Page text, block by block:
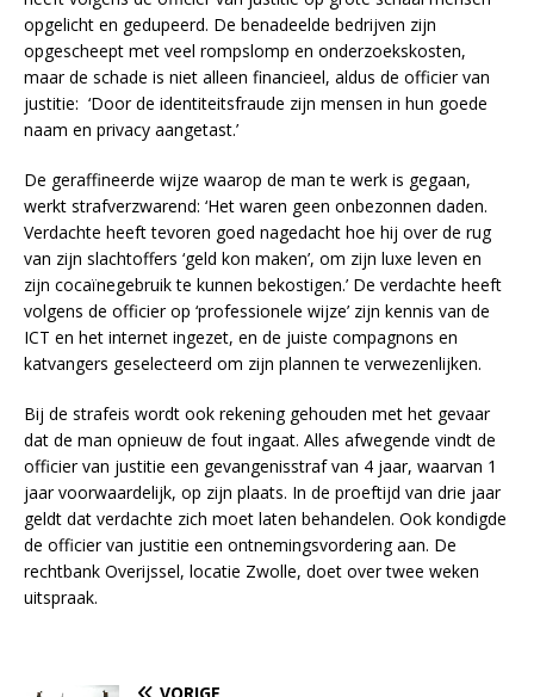
opgelicht en gedupeerd. De benadeelde bedrijven zijn
opgescheept met veel rompslomp en onderzoekskosten,
maar de schade is niet alleen financieel, aldus de officier van
justitie: ‘Door de identiteitsfraude zijn mensen in hun goede
naam en privacy aangetast.’
De geraffineerde wijze waarop de man te werk is gegaan,
werkt strafverzwarend: ‘Het waren geen onbezonnen daden.
Verdachte heeft tevoren goed nagedacht hoe hij over de rug
van zijn slachtoffers ‘geld kon maken’, om zijn luxe leven en
zijn cocaïnegebruik te kunnen bekostigen.’ De verdachte heeft
volgens de officier op ‘professionele wijze’ zijn kennis van de
ICT en het internet ingezet, en de juiste compagnons en
katvangers geselecteerd om zijn plannen te verwezenlijken.
Bij de strafeis wordt ook rekening gehouden met het gevaar
dat de man opnieuw de fout ingaat. Alles afwegende vindt de
officier van justitie een gevangenisstraf van 4 jaar, waarvan 1
jaar voorwaardelijk, op zijn plaats. In de proeftijd van drie jaar
geldt dat verdachte zich moet laten behandelen. Ook kondigde
de officier van justitie een ontnemingsvordering aan. De
rechtbank Overijssel, locatie Zwolle, doet over twee weken
uitspraak.